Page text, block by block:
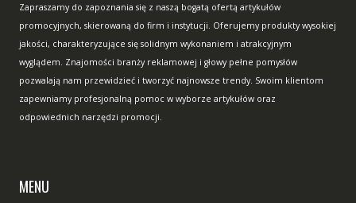
Zapraszamy do zapoznania się z naszą bogatą ofertą artykułów
promocyjnych, skierowaną do firm i instytucji. Oferujemy produkty wysokiej
jakości, charakteryzujące się solidnym wykonaniem i atrakcyjnym
wyglądem. Znajomości branży reklamowej i głowy pełne pomysłów
pozwalają nam przewidzieć i tworzyć najnowsze trendy. Swoim klientom
zapewniamy profesjonalną pomoc w wyborze artykułów oraz
odpowiednich narzędzi promocji.
MENU